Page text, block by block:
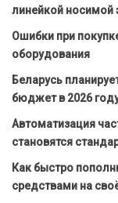
линейкой носимой
Ошибки при
оборудования
Беларусь
бюджет в 2026
Автоматизация
становятся
Как быстро
средствами на